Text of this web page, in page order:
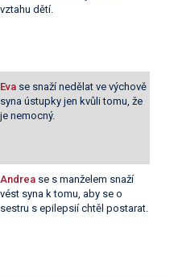
vztahu dětí.
Eva se snaží nedělat ve výchově
syna ústupky jen kvůli tomu, že
je nemocný.
Andrea se s manželem snaží
vést syna k tomu, aby se o
sestru s epilepsií chtěl postarat.